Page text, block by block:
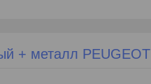
+ металл PEUGEOT